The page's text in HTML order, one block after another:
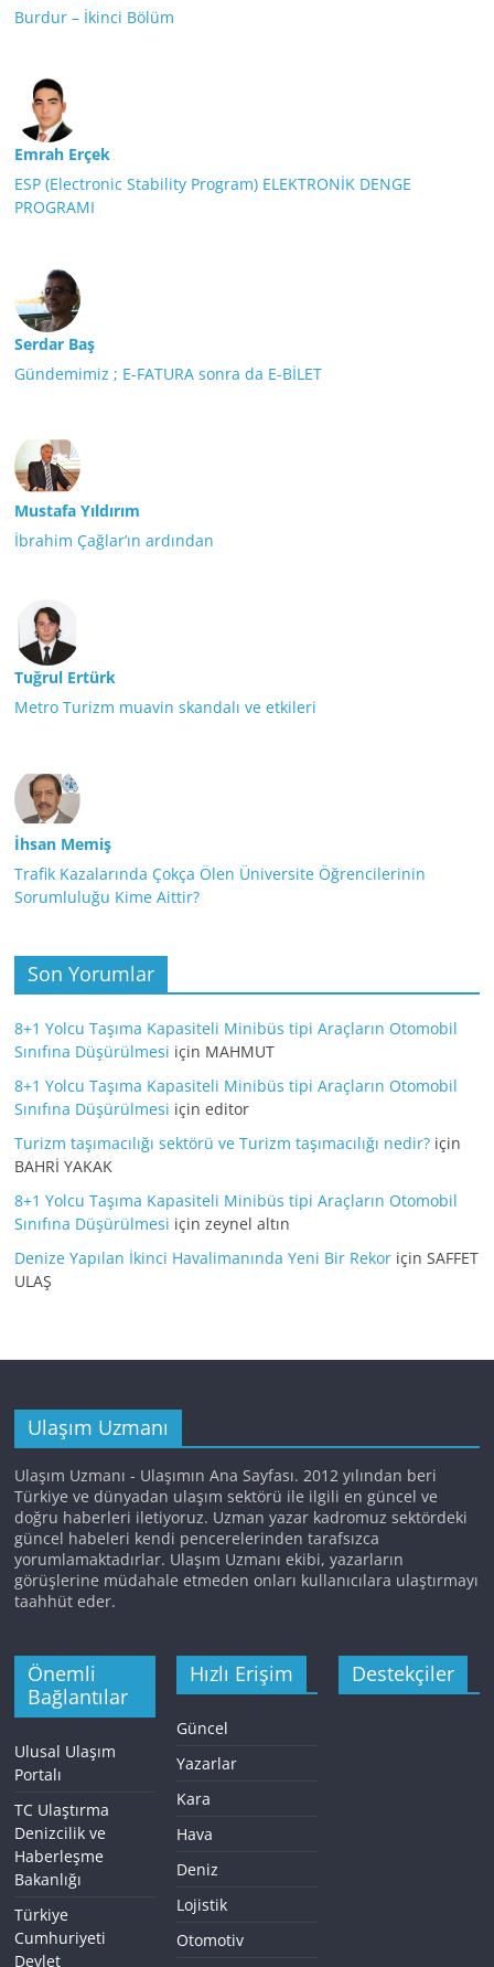
Burdur – İkinci Bölüm
Emrah Erçek
ESP (Electronic Stability Program) ELEKTRONİK DENGE
PROGRAMI
Serdar Baş
Gündemimiz ; E-FATURA sonra da E-BİLET
Mustafa Yıldırım
İbrahim Çağlar’ın ardından
Tuğrul Ertürk
Metro Turizm muavin skandalı ve etkileri
İhsan Memiş
Trafik Kazalarında Çokça Ölen Üniversite Öğrencilerinin
Sorumluluğu Kime Aittir?
Son Yorumlar
8+1 Yolcu Taşıma Kapasiteli Minibüs tipi Araçların Otomobil
Sınıfına Düşürülmesi için MAHMUT
8+1 Yolcu Taşıma Kapasiteli Minibüs tipi Araçların Otomobil
Sınıfına Düşürülmesi içineditor
Turizm taşımacılığı sektörü ve Turizm taşımacılığı nedir? için
BAHRİ YAKAK
8+1 Yolcu Taşıma Kapasiteli Minibüs tipi Araçların Otomobil
Sınıfına Düşürülmesi içinzeynel altın
Denize Yapılan İkinci Havalimanında Yeni Bir Rekor içinSAFFET
ULAŞ
Ulaşım Uzmanı
Ulaşım Uzmanı - Ulaşımın Ana Sayfası. 2012 yılından beri
Türkiye ve dünyadan ulaşım sektörü ile ilgili en güncel ve
doğru haberleri iletiyoruz. Uzman yazar kadromuz sektördeki
güncel habeleri kendi pencerelerinden tarafsızca
yorumlamaktadırlar. Ulaşım Uzmanı ekibi, yazarların
görüşlerine müdahale etmeden onları kullanıcılara ulaştırmayı
taahhüt eder.
Önemli
Bağlantılar
Ulusal Ulaşım
Portalı
TC Ulaştırma
Denizcilik ve
Haberleşme
Bakanlığı
Türkiye
Cumhuriyeti
Devlet
Hızlı Erişim
Güncel
Yazarlar
Kara
Hava
Deniz
Lojistik
Otomotiv
Destekçiler